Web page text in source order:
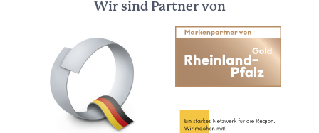
Wir sind Partner von